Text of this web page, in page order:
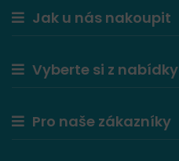
Jak u nás nakoupit
Vyberte si z nabídky
Pro naše zákazníky